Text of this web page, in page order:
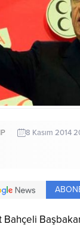
8 Kasım 2014